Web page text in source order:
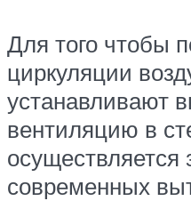
Для того чтобы
циркуляции
устанавливают
вентиляцию в
осуществляется
современных